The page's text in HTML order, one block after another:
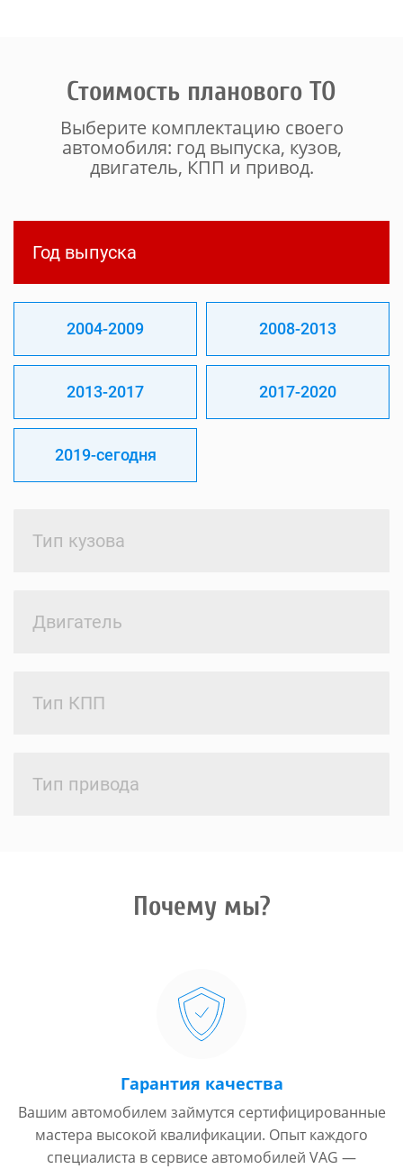
Стоимость планового ТО
Выберите комплектацию своего
автомобиля: год выпуска, кузов,
двигатель, КПП и привод.
Год выпуска
2004-2009 2008-2013
2013-2017 2017-2020
2019-сегодня
Тип кузова
Двигатель
Тип КПП
Тип привода
Почему мы?
Гарантия качества
Вашим автомобилем займутся сертифицированные
мастера высокой квалификации. Опыт каждого
специалиста в сервисе автомобилей VAG —